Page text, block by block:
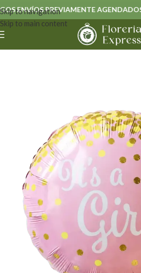
Skip to navigation
Skip to main content
ENVÍOS PREVIAMENTE AGENDADOS